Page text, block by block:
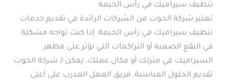
تنظيف سيراميك في رأس الخيمة
تعتبر شركة الحوت من الشركات الرائدة في تقديم خدمات
تنظيف سيراميك في رأس الخيمة. إذا كنت تواجه مشكلة
في البقع الصعبة أو التراكمات التي تؤثر على مظهر
السيراميك في منزلك أو مكان عملك، يمكن لـ شركة الحوت
تقديم الحلول المناسبة. فريق العمل المدرب على أعلى